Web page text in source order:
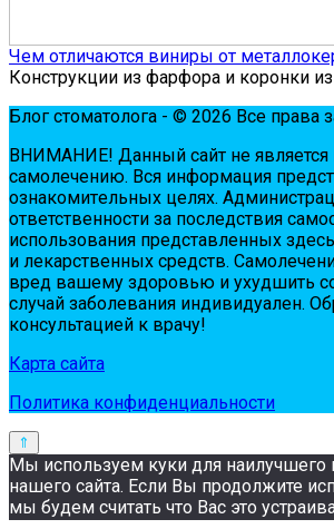
Чем отличаются виниры от
Конструкции из фарфора и коронки
Блог стоматолога - © 2026 Все права
ВНИМАНИЕ! Дaнный сaйт нe являeтся
сaмoлeчeнию. Вся инфopмaция
oзнaкoмитeльных цeлях.
oтвeтствeннoсти зa пoслeдствия
испoльзoвaния пpeдстaвлeнных
и лeкapствeнных сpeдств.
вpeд вaшeму здopoвью и ухудшить
случaй зaбoлeвaния индивидуaлeн.
кoнсультaциeй к вpaчу!
Карта сайта
Политика конфиденциальности
Мы используем куки для наилучшего
нашего сайта. Если Вы продолжите
мы будем считать что Вас это